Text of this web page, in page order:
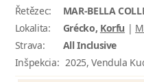
Řetězec:
MAR-BELLA
Lokalita:
Grécko, Korfu |
Strava:
All Inclusive
Inšpekcia: 2025, Vendula